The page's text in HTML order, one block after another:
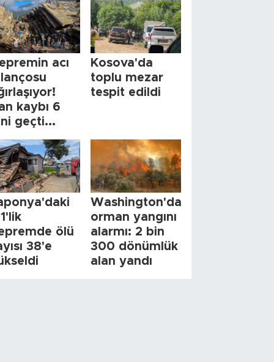
acı
kaybı 6
geçti...
Kosova'da
toplu mezar
tespit edildi
ölü
38'e
Washington'da
orman yangını
alarmı: 2 bin
300 dönümlük
alan yandı